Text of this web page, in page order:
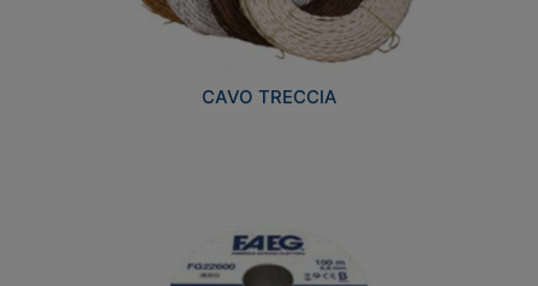
CAVO TRECCIA